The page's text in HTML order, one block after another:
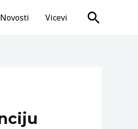
Novosti Vicevi Search